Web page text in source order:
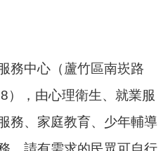
務中心（蘆竹區南崁路
），由心理衛生、就業服
務、家庭教育、少年輔導